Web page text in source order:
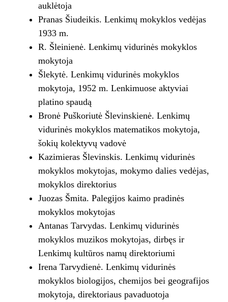
auklėtoja
Pranas Šiudeikis. Lenkimų mokyklos vedėjas
1933 m.
R. Šleinienė. Lenkimų vidurinės mokyklos
mokytoja
Šlekytė. Lenkimų vidurinės mokyklos
mokytoja, 1952 m. Lenkimuose aktyviai
platino spaudą
Bronė Puškoriutė Šlevinskienė. Lenkimų
vidurinės mokyklos matematikos mokytoja,
šokių kolektyvų vadovė
Kazimieras Šlevinskis. Lenkimų vidurinės
mokyklos mokytojas, mokymo dalies vedėjas,
mokyklos direktorius
Juozas Šmita. Palegijos kaimo pradinės
mokyklos mokytojas
Antanas Tarvydas. Lenkimų vidurinės
mokyklos muzikos mokytojas, dirbęs ir
Lenkimų kultūros namų direktoriumi
Irena Tarvydienė. Lenkimų vidurinės
mokyklos biologijos, chemijos bei geografijos
mokytoja, direktoriaus pavaduotoja